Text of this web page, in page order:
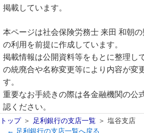
掲載しています。
本ページは社会保険労務士 来田 和朝
の利用を前提に作成しています。
掲載情報は公開資料等をもとに整理し
の統廃合や名称変更等により内容が変
す。
重要なお手続きの際は各金融機関の公
認ください。
トップ 足利銀行の支店一覧
塩谷支店
← 足利銀行の支店一覧へ戻る